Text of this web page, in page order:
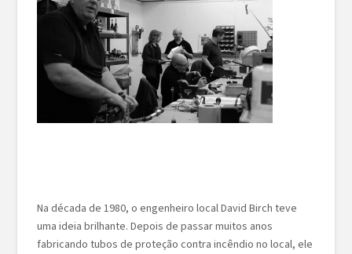
Na década de 1980, o engenheiro local David Birch teve
uma ideia brilhante. Depois de passar muitos anos
fabricando tubos de proteção contra incêndio no local, ele